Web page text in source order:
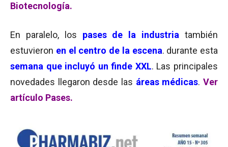
Biotecnología.
En paralelo, los pases de la industria también
estuvieron en el centro de la escena. durante esta
semana que incluyó un finde XXL. Las principales
novedades llegaron desde las áreas médicas. Ver
artículo Pases.